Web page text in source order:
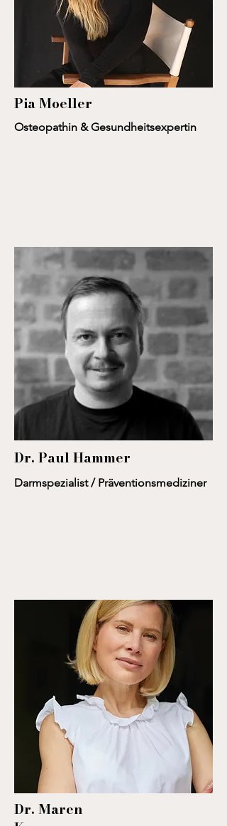
Pia Moeller
Osteopathin & Gesundheitsexpertin
Dr. Paul Hammer
Darmspezialist / Präventionsmediziner
Dr. Maren